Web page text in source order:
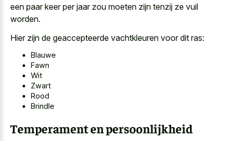
een paar keer per jaar zou moeten zijn tenzij ze vuil
worden.
Hier zijn de geaccepteerde vachtkleuren voor dit ras:
Blauwe
Fawn
Wit
Zwart
Rood
Brindle
Temperament en persoonlijkheid